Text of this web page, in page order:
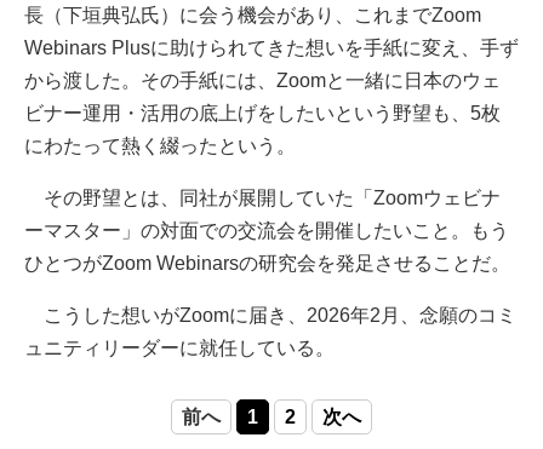
長（下垣典弘氏）に会う機会があり、これまでZoom
Webinars Plusに助けられてきた想いを手紙に変え、手ず
から渡した。その手紙には、Zoomと一緒に日本のウェ
ビナー運用・活用の底上げをしたいという野望も、5枚
にわたって熱く綴ったという。
その野望とは、同社が展開していた「Zoomウェビナ
ーマスター」の対面での交流会を開催したいこと。もう
ひとつがZoom Webinarsの研究会を発足させることだ。
こうした想いがZoomに届き、2026年2月、念願のコミ
ュニティリーダーに就任している。
前へ 1 2 次へ